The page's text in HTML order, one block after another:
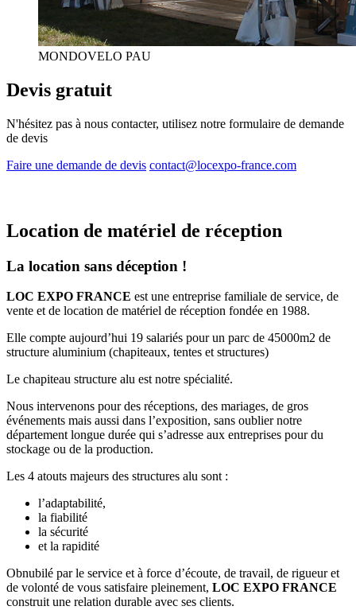
MONDOVELO PAU
Devis gratuit
N'hésitez pas à nous contacter, utilisez notre formulaire de demande
de devis
Faire une demande de devis contact@locexpo-france.com
Location de matériel de réception
La location sans déception !
LOC EXPO FRANCE est une entreprise familiale de service, de
vente et de location de matériel de réception fondée en 1988.
Elle compte aujourd’hui 19 salariés pour un parc de 45000m2 de
structure aluminium (chapiteaux, tentes et structures)
Le chapiteau structure alu est notre spécialité.
Nous intervenons pour des réceptions, des mariages, de gros
événements mais aussi dans l’exposition, sans oublier notre
département longue durée qui s’adresse aux entreprises pour du
stockage ou de la production.
Les 4 atouts majeurs des structures alu sont :
l’adaptabilité,
la fiabilité
la sécurité
et la rapidité
Obnubilé par le service et à force d’écoute, de travail, de rigueur et
de volonté de vous satisfaire pleinement, LOC EXPO FRANCE
construit une relation durable avec ses clients.